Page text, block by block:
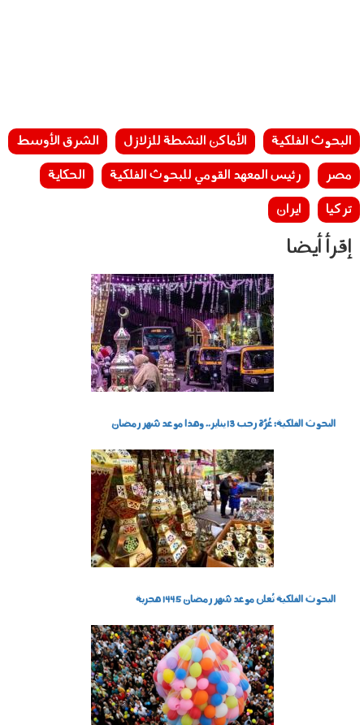
البحوث الفلكية الأماكن النشطة للزلازل
الشرق الأوسط
مصر
رئيس المعهد القومي للبحوث الفلكية
الحكاية
تركيا
ايران
إقرأ أيضا
البحوث الفلكية: غُرَّة رجب 13 يناير.. وهذا موعد شهر رمضان
فوانيس رمضان
البحوث الفلكية تُعلن موعد شهر رمضان 1445 هجرية